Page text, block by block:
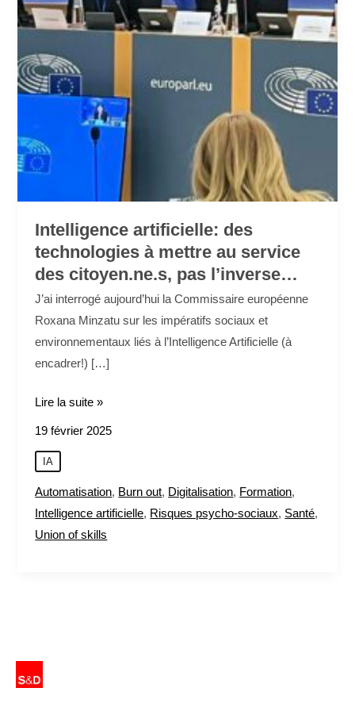
Intelligence artificielle: des
technologies à mettre au service
des citoyen.ne.s, pas l’inverse…
J’ai interrogé aujourd’hui la Commissaire européenne
Roxana Minzatu sur les impératifs sociaux et
environnementaux liés à l’Intelligence Artificielle (à
encadrer!) […]
l’inverse…
Lire la suite »
19 février 2025
IA
Automatisation, Burn out, Digitalisation, Formation,
Intelligence artificielle, Risques psycho-sociaux, Santé,
Union of skills